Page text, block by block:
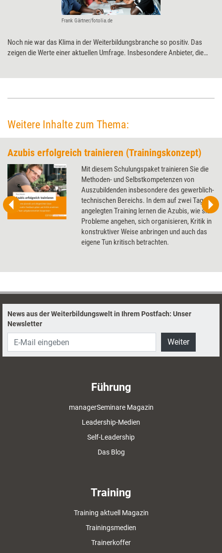
Frank Gärtner/fotolia.de
Noch nie war das Klima in der Weiterbildungsbranche so positiv. Das
zeigen die Werte einer aktuellen Umfrage. Insbesondere Anbieter, die
Weitere Inhalte zum Thema:
Azubis erfolgreich trainieren (Trainingskonzept)
Mit diesem Schulungspaket trainieren Sie die
Methoden- und Selbstkompetenzen von
Auszubildenden insbesondere des gewerblich-
technischen Bereichs. In dem auf zwei Tage
angelegten Training lernen die Azubis, wie sie
Probleme angehen, sich organisieren, Kritik in
konstruktiver Weise anbringen und auch das
eigene Tun kritisch betrachten.
News aus der Weiterbildungswelt in Ihrem Postfach: Unser
Newsletter
Weiter
Führung
managerSeminare Magazin
Leadership-Medien
Self-Leadership
Das Blog
Training
Training aktuell Magazin
Trainingsmedien
Trainerkoffer